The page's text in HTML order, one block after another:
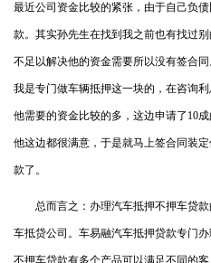
最近公司资金比较的紧张，由于自己负
款。其实孙先生在找到我之前也有找过
不足以解决他的资金需要所以没有签合
我是专门做车辆抵押这一块的，在咨询
他需要的资金比较的多，这边申请了10
他这边都很满意，于是就马上签合同装
款了。
总而言之：办理汽车抵押不押车贷款
车抵贷公司。车易融汽车抵押贷款专门